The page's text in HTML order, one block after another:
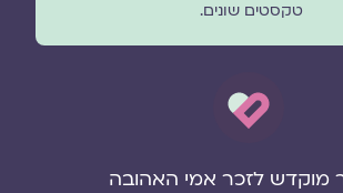
טקסטים שונים.
מוקדש לזכר אמי האהובה